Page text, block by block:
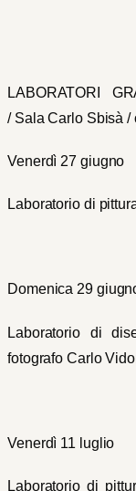
LABORATORI
/ Sala Carlo Sbisà /
Venerdì 27 giugno
Laboratorio di
Domenica 29
Laboratorio di
fotografo Carlo
Venerdì 11 luglio
Laboratorio di